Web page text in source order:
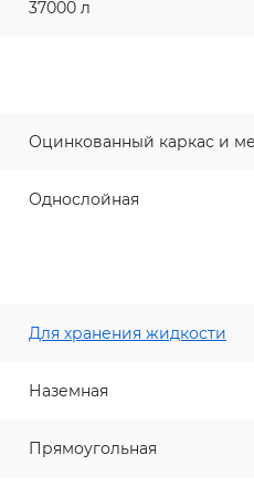
37000 л
Оцинкованный каркас и
Однослойная
Для хранения жидкости
Наземная
Прямоугольная